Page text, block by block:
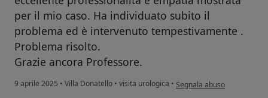
per il mio caso. Ha individuato subito il
problema ed è intervenuto tempestivamente .
Problema risolto.
Grazie ancora Professore.
9 aprile 2025 • Villa Donatello • visita urologica • secondo l'opinione
Segnala abuso